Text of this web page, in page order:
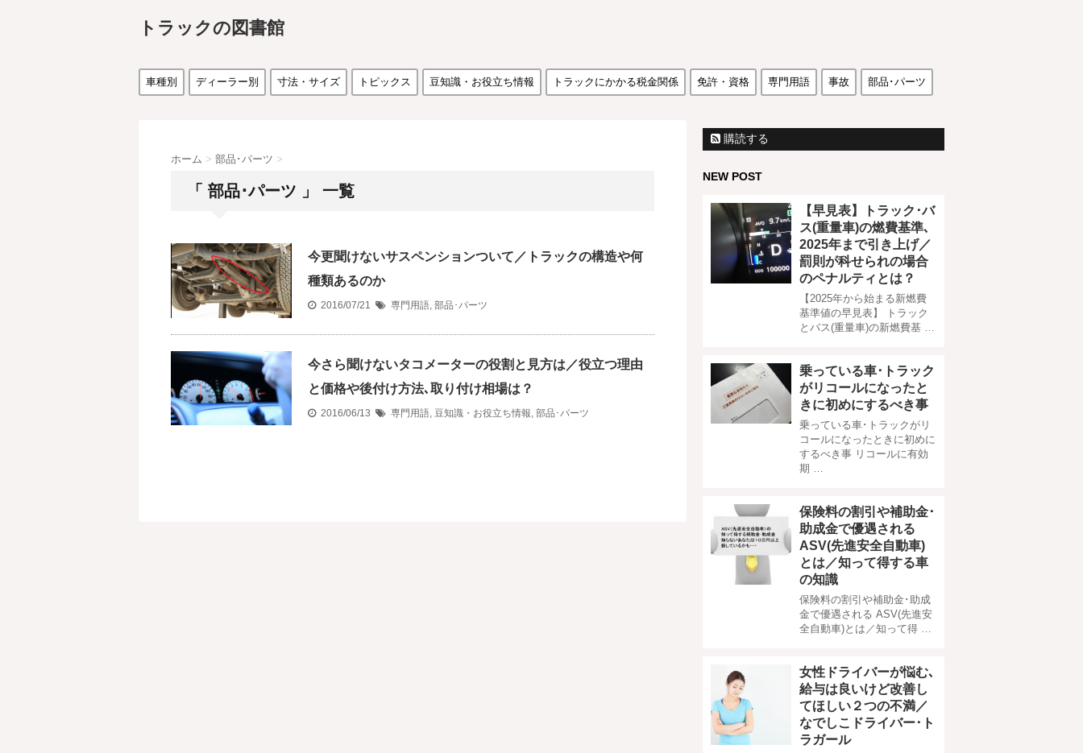
トラックの図書館
車種別 ディーラー別 寸法・サイズ トピックス 豆知識・お役立ち情報 トラックにかかる税金関係 免許・資格 専門用語 事故 部品･パーツ
ホーム > 部品･パーツ >
「 部品･パーツ 」 一覧
今更聞けないサスペンションついて／トラックの構造や何
種類あるのか
2016/07/21 専門用語, 部品･パーツ
今さら聞けないタコメーターの役割と見方は／役立つ理由
と価格や後付け方法､取り付け相場は？
2016/06/13 専門用語 豆知識・お役立ち情報 部品･パーツ
購読する
NEW POST
【早見表】トラック･バ
ス(重量車)の燃費基準､
2025年まで引き上げ／
罰則が科せられの場合
のペナルティとは？
【2025年から始まる新燃費
基準値の早見表】 トラック
とバス(重量車)の新燃費基 …
乗っている車･トラック
がリコールになったと
きに初めにするべき事
乗っている車･トラックがリ
コールになったときに初めに
するべき事 リコールに有効
期 …
保険料の割引や補助金･
助成金で優遇される
ASV(先進安全自動車)
とは／知って得する車
の知識
保険料の割引や補助金･助成
金で優遇される ASV(先進安
全自動車)とは／知って得 …
女性ドライバーが悩む､
給与は良いけど改善し
てほしい２つの不満／
なでしこドライバー･ト
ラガール